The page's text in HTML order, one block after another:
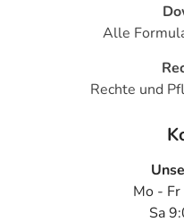
Alle
Rechte und
Mo -
Sa